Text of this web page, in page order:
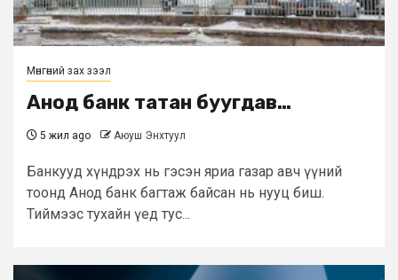
Мөнгөний зах зээл
Анод банк татан буугдав…
5 жил ago Аюуш Энхтуул
Банкууд хүндрэх нь гэсэн яриа газар авч үүний
тоонд Анод банк багтаж байсан нь нууц биш.
Тиймээс тухайн үед тус...